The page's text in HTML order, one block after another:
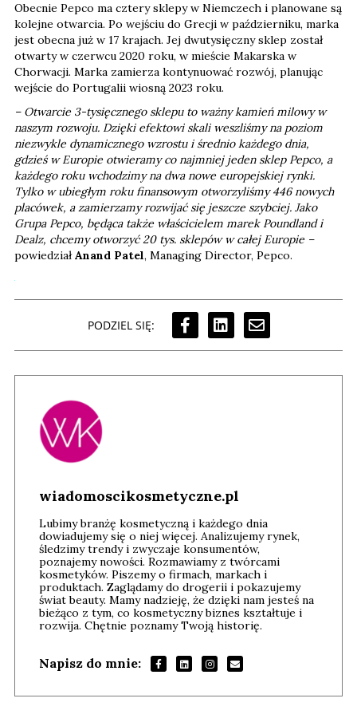
Obecnie Pepco ma cztery sklepy w Niemczech i planowane są
kolejne otwarcia. Po wejściu do Grecji w październiku, marka
jest obecna już w 17 krajach. Jej dwutysięczny sklep został
otwarty w czerwcu 2020 roku, w mieście Makarska w
Chorwacji. Marka zamierza kontynuować rozwój, planując
wejście do Portugalii wiosną 2023 roku.
– Otwarcie 3-tysięcznego sklepu to ważny kamień milowy w
naszym rozwoju. Dzięki efektowi skali weszliśmy na poziom
niezwykle dynamicznego wzrostu i średnio każdego dnia,
gdzieś w Europie otwieramy co najmniej jeden sklep Pepco, a
każdego roku wchodzimy na dwa nowe europejskiej rynki.
Tylko w ubiegłym roku finansowym otworzyliśmy 446 nowych
placówek, a zamierzamy rozwijać się jeszcze szybciej. Jako
Grupa Pepco, będąca także właścicielem marek Poundland i
Dealz, chcemy otworzyć 20 tys. sklepów w całej Europie –
powiedziałAnand Patel, Managing Director, Pepco.
PODZIEL SIĘ:
wiadomoscikosmetyczne.pl
Lubimy branżę kosmetyczną i każdego dnia
dowiadujemy się o niej więcej. Analizujemy rynek,
śledzimy trendy i zwyczaje konsumentów,
poznajemy nowości. Rozmawiamy z twórcami
kosmetyków. Piszemy o firmach, markach i
produktach. Zaglądamy do drogerii i pokazujemy
świat beauty. Mamy nadzieję, że dzięki nam jesteś na
bieżąco z tym, co kosmetyczny biznes kształtuje i
rozwija. Chętnie poznamy Twoją historię.
Napisz do mnie: